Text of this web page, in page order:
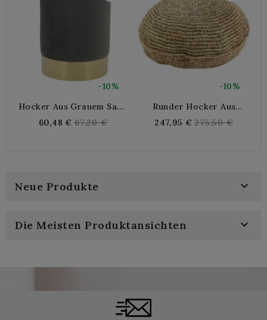
-10%
Hocker Aus Grauem Samt
Ø 29 H 39 Cm
60,48 € Regular
67,20 €
-10%
Runder Hocker Aus
247,95 € Regular
275,50 €
Neue Produkte 
Die Meisten Produktansichten 